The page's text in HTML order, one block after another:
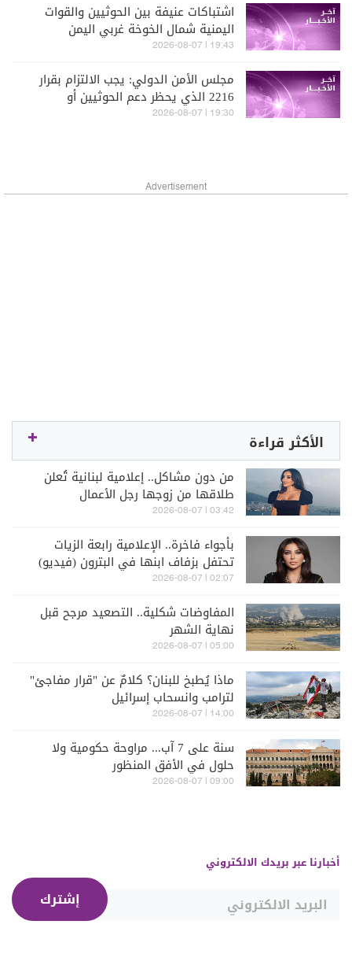
اشتباكات عنيفة بين الحوثيين والقوات
اليمنية شمال الخوخة غربي اليمن
19:43 | 2026-08-07
مجلس الأمن الدولي: يجب الالتزام بقرار
2216 الذي يحظر دعم الحوثيين أو
تسليحهم
19:30 | 2026-08-07
Advertisement
الأكثر قراءة
من دون مشاكل.. إعلامية لبنانية تُعلن
طلاقها من زوجها رجل الأعمال
03:42 | 2026-08-07
بأجواء فاخرة.. الإعلامية رابعة الزيات
تحتفل بزفاف ابنها في البترون (فيديو)
02:07 | 2026-08-07
المفاوضات شكلية.. التصعيد مرجح قبل
نهاية الشهر
05:00 | 2026-08-07
ماذا يُطبخ للبنان؟ كلامٌ عن "قرار مفاجئ"
لترامب وانسحاب إسرائيل
14:00 | 2026-08-07
سنة على 7 آب... مراوحة حكومية ولا
حلول في الأفق المنظور
09:00 | 2026-08-07
أخبارنا عبر بريدك الالكتروني
إشترك